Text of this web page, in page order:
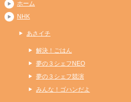
ホーム
NHK
あさイチ
解決！ごはん
夢の３シェフNEO
夢の３シェフ競演
みんな！ゴハンだよ